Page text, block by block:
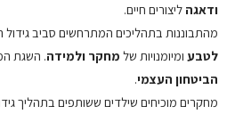
ודאגה ליצורים חיים.
מהתבוננות בתהליכים המתרחשים סביב
לטבע ומיומנויות של מחקר ולמידה. השגת
הביטחון העצמי.
מחקרים מוכיחים שילדים ששותפים בתהליך